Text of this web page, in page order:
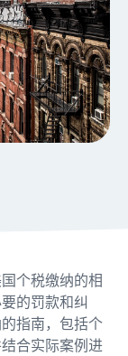
个税缴纳的相
的罚款和纠
指南，包括个
合实际案例进